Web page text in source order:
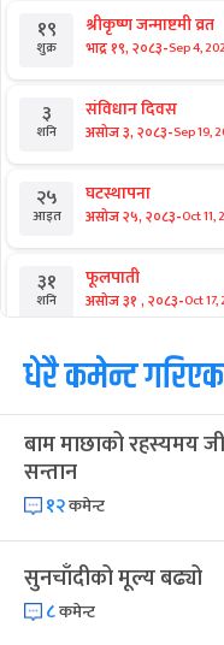
१९
शुक्र
श्रीकृष्ण जन्माष्टमी व्रत
भाद्र १९, २०८३-Sep 4,
३
शनि
संविधान दिवस
असोज ३, २०८३-Sep 19,
२५
आइत
घटस्थापना
असोज २५, २०८३-Oct 11,
३१
शनि
फूलपाती
असोज ३१ , २०८३-Oct
१
आइत
कार्तिक सङ्क्रान्ति
कार्तिक १, २०८३-Oct 18,
३
मंगल
महानवमी
४
५ पापा‌ङ्कुशा एकादशी व्रत
धेरै कमेन्ट
बाम माछाको रहस्यमय
सन्तान
१२कमेन्ट
सुनचाँदीको मूल्य बढ्यो
८कमेन्ट